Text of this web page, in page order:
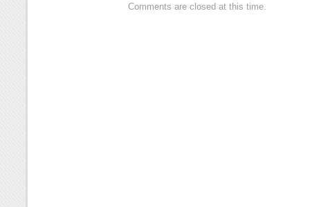
Comments are closed at this time.